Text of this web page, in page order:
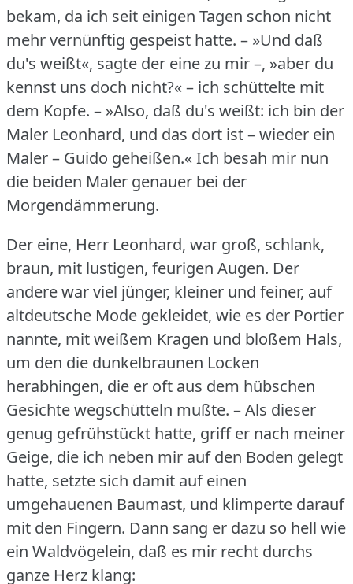
bekam, da ich seit einigen Tagen schon nicht
mehr vernünftig gespeist hatte. – »Und daß
du's weißt«, sagte der eine zu mir –, »aber du
kennst uns doch nicht?« – ich schüttelte mit
dem Kopfe. – »Also, daß du's weißt: ich bin der
Maler Leonhard, und das dort ist – wieder ein
Maler – Guido geheißen.«Ich besah mir nun
die beiden Maler genauer bei der
Morgendämmerung.
Der eine, Herr Leonhard, war groß, schlank,
braun, mit lustigen, feurigen Augen. Der
andere war viel jünger, kleiner und feiner, auf
altdeutsche Mode gekleidet, wie es der Portier
nannte, mit weißem Kragen und bloßem Hals,
um den die dunkelbraunen Locken
herabhingen, die er oft aus dem hübschen
Gesichte wegschütteln mußte. – Als dieser
genug gefrühstückt hatte, griff er nach meiner
Geige, die ich neben mir auf den Boden gelegt
hatte, setzte sich damit auf einen
umgehauenen Baumast, und klimperte darauf
mit den Fingern. Dann sang er dazu so hell wie
ein Waldvögelein, daß es mir recht durchs
ganze Herz klang: